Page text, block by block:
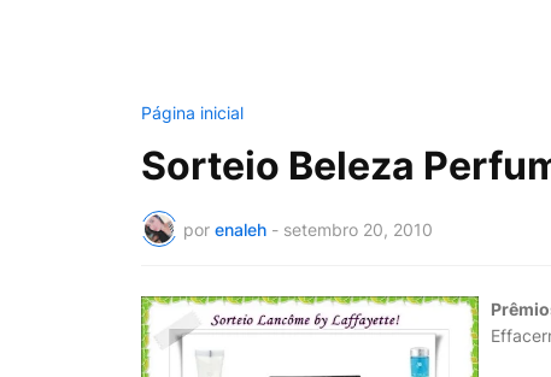
Página inicial
Sorteio Beleza
por enaleh - setembro 20, 2010